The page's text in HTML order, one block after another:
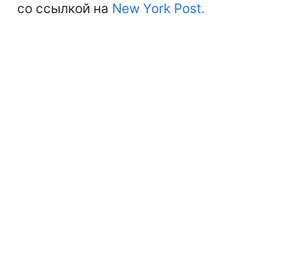
со ссылкой на New York Post.